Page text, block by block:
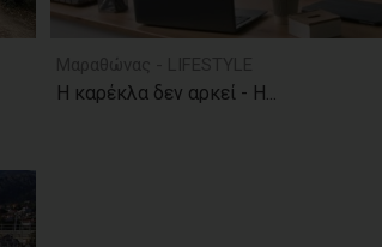
Η καρέκλα δεν αρκεί - Η...